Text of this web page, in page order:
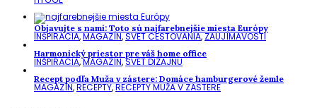
Objavujte s nami: Toto sú najfarebnejšie miesta Európy
INŠPIRÁCIA,MAGAZÍN,SVET CESTOVANIA,ZAUJÍMAVOSTI
Harmonický priestor pre váš home office
INŠPIRÁCIA,MAGAZÍN,SVET DIZAJNU
Recept podľa Muža v zástere: Domáce hamburgerové žemle
MAGAZÍN,RECEPTY,RECEPTY MUŽA V ZÁSTERE